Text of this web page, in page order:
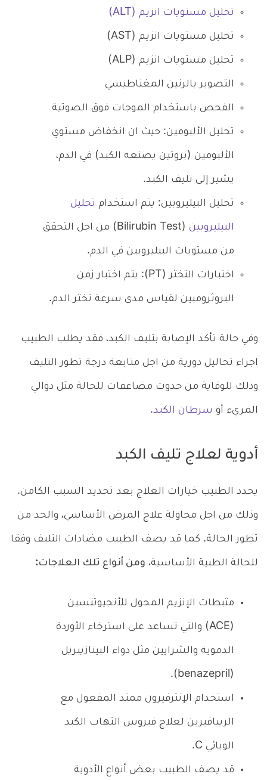
تحليل مستويات انزيم (ALT)
تحليل مستويات انزيم (AST)
تحليل مستويات انزيم (ALP)
التصوير بالرنين المغناطيسي
الفحص باستخدام الموجات فوق الصوتية
تحليل الألبومين: حيث ان انخفاض مستوي
الألبومين (بروتين يصنعه الكبد) في الدم،
يشير إلى تليف الكبد.
تحليل البيليروبين: يتم استخدام تحليل
البيليروبين (Bilirubin Test) من اجل التحقق
من مستويات البيليروبين في الدم.
اختبارات التخثر (PT): يتم اختبار زمن
البروثرومبين لقياس مدى سرعة تخثر الدم.
وفي حالة تأكد الإصابة بتليف الكبد، فقد يطلب الطبيب
اجراء تحاليل دورية من اجل متابعة درجة تطور التليف
وذلك للوقاية من حدوث مضاعفات للحالة مثل دوالي
المريء أو سرطان الكبد.
أدوية لعلاج تليف الكبد
يحدد الطبيب خيارات العلاج بعد تحديد السبب الكامن.
وذلك من اجل محاولة علاج المرض الأساسي، والحد من
تطور الحالة. كما قد يصف الطبيب مضادات التليف وفقا
للحالة الطبية الأساسية، ومن أنواع تلك العلاجات:
مثبطات الإنزيم المحول للأنجيوتنسين
(ACE) والتي تساعد على استرخاء الأوردة
الدموية والشرايين مثل دواء البينازيبريل
(benazepril).
استخدام الإنترفيرون ممتد المفعول مع
الريبافيرين لعلاج فيروس التهاب الكبد
الوبائي C.
قد يصف الطبيب بعض أنواع الأدوية